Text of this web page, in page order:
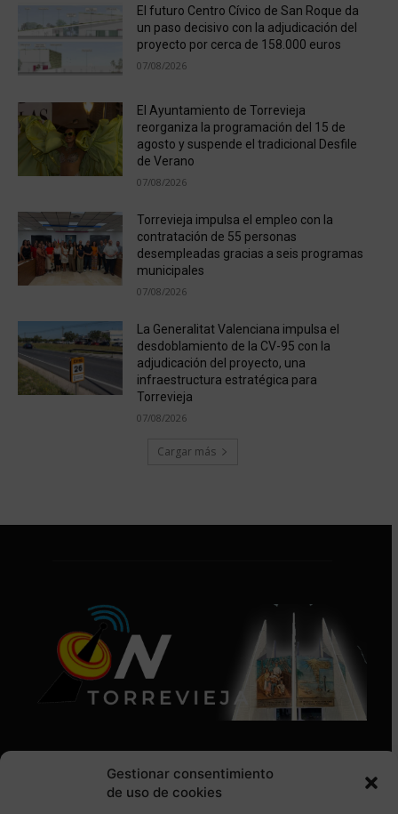
Gestionar consentimiento
de uso de cookies
El futuro Centro Cívico de San Roque da
un paso decisivo con la adjudicación del
proyecto por cerca de 158.000 euros
07/08/2026
El Ayuntamiento de Torrevieja
reorganiza la programación del 15 de
agosto y suspende el tradicional Desfile
de Verano
07/08/2026
Torrevieja impulsa el empleo con la
contratación de 55 personas
desempleadas gracias a seis programas
municipales
07/08/2026
La Generalitat Valenciana impulsa el
desdoblamiento de la CV-95 con la
adjudicación del proyecto, una
infraestructura estratégica para
Torrevieja
07/08/2026
Cargar más